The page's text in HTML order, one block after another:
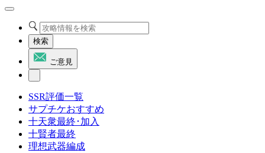
検索
ご意見
SSR評価一覧
サプチケおすすめ
十天衆最終･加入
十賢者最終
理想武器編成